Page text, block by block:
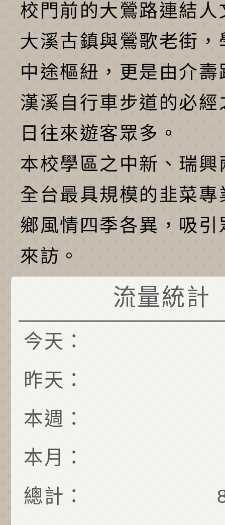
校門前的大鶯路連結人
大溪古鎮與鶯歌老街，
中途樞紐，更是由介壽
漢溪自行車步道的必經
日往來遊客眾多。
本校學區之中新、瑞興
全台最具規模的韭菜專
鄉風情四季各異，吸引
來訪。
流量統計
今天：
昨天：
本週：
本月：
總計：